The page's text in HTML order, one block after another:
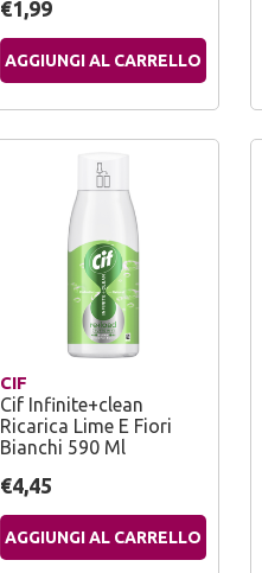
€1,99
AGGIUNGI AL CARRELLO
CIF
Cif Infinite+clean
Ricarica Lime E Fiori
Bianchi 590 Ml
€4,45
AGGIUNGI AL CARRELLO